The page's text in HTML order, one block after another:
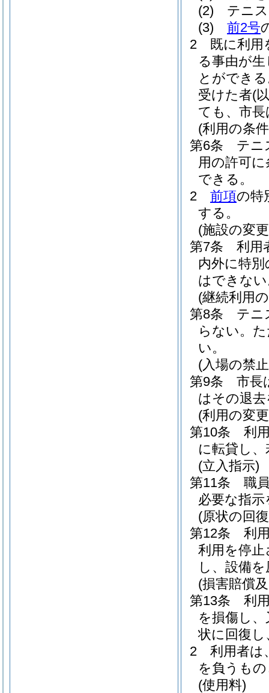
(2)
テニ
(3)
前2号
2
既に利
る事由が
とができ
受けた者(
ても、市
(利用の条
第6条
テニ
用の許可
できる。
2
前項の特
する。
(施設の変
第7条
利用
内外に特
はできな
(継続利用
第8条
テニ
らない。
い。
(入場の禁
第9条
市長
はその退
(利用の変
第10条
利
に転貸し
(立入指示)
第11条
職
必要な指
(原状の回
第12条
利
利用を停
し、設備
(損害賠償
第13条
利
を損傷し
状に回復
2
利用者は
を負うも
(使用料)